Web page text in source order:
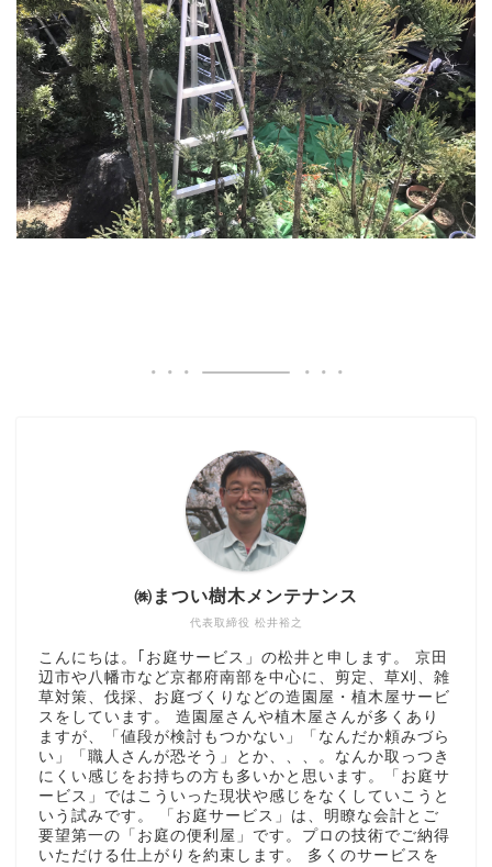
代表取締役 松井裕之
㈱まつい樹木メンテナンス
こんにちは。｢お庭サービス」の松井と申します。 京田
辺市や八幡市など京都府南部を中心に、剪定、草刈、雑
草対策、伐採、お庭づくりなどの造園屋・植木屋サービ
スをしています。 造園屋さんや植木屋さんが多くあり
ますが、「値段が検討もつかない」「なんだか頼みづら
い」「職人さんが恐そう」とか、、、。なんか取っつき
にくい感じをお持ちの方も多いかと思います。「お庭サ
ービス」ではこういった現状や感じをなくしていこうと
いう試みです。 「お庭サービス」は、明瞭な会計とご
要望第一の「お庭の便利屋」です。プロの技術でご納得
いただける仕上がりを約束します。 多くのサービスを